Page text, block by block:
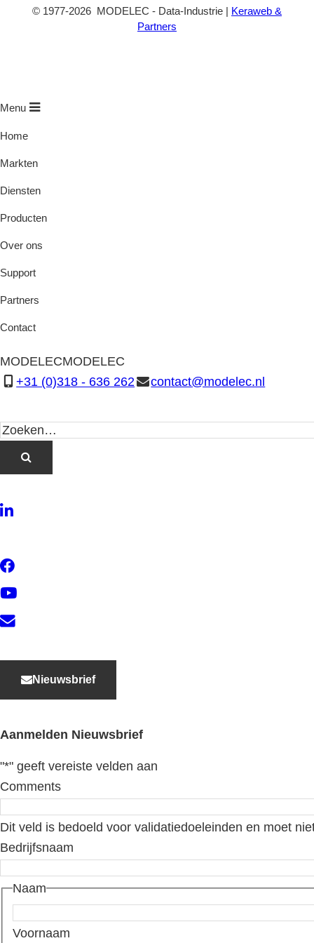
© 1977-2026 MODELEC - Data-Industrie | Keraweb &
Partners
Menu
Home
Markten
Diensten
Producten
Over ons
Support
Partners
Contact
MODELECMODELEC
+31 (0)318 - 636 262
contact@modelec.nl
LinkedIn
YouTube
Contact
Nieuwsbrief
Aanmelden Nieuwsbrief
"*" geeft vereiste velden aan
Comments
Dit veld is bedoeld voor validatiedoeleinden en moet
Bedrijfsnaam
Naam
Voornaam